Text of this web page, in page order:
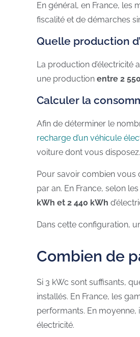
En général, en France, les
fiscalité et de démarches
Quelle production
La production d’électricité
une production entre 2
Calculer la
Afin de déterminer le
recharge d’un véhicule
voiture dont vous disposez.
Pour savoir combien vous
par an. En France, selon
kWh et 2 440 kWh
Dans cette configuration,
Combien de
Si 3 kWc sont suffisants,
installés. En France, les
performants. En moyenne,
électricité.